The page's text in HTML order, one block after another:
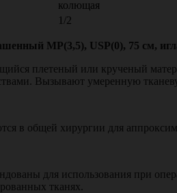
колющая
1/2
МР(3,5), USP(0), 75 см,
плетеный или крученый
Вызывают умеренную
в общей хирургии для
для использования при
тканях.